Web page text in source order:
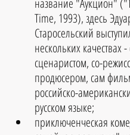
название "Аукцион"
Time, 1993), здесь
Старосельский
нескольких качествах -
сценаристом, со-
продюсером, сам
российско-
русском языке;
приключенческая